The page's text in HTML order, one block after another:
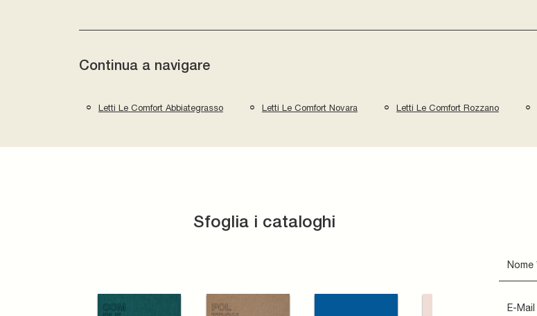
Continua a navigare
Letti Le Comfort Abbiategrasso Letti Le Comfort Novara Letti Le Comfort Rozzano
Sfoglia i cataloghi